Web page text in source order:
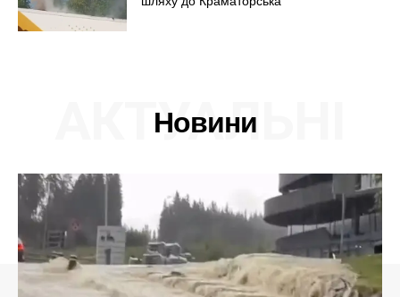
Новини
АКТУАЛЬНІ